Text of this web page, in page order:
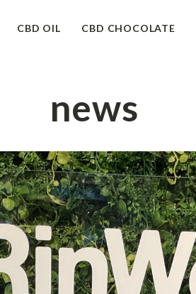
CBD OIL CBD CHOCOLATE
news